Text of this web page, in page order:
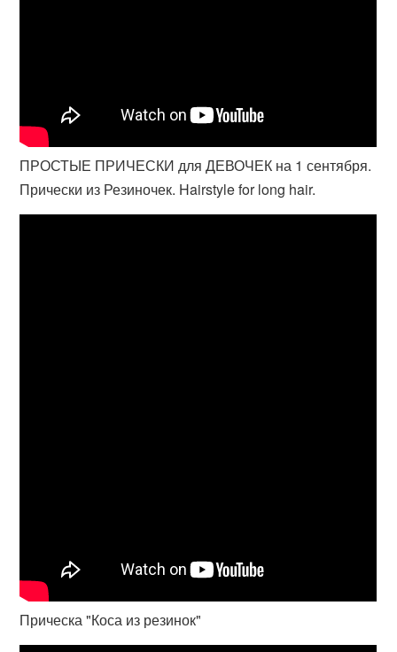
ПРОСТЫЕ ПРИЧЕСКИ для ДЕВОЧЕК на 1 сентября.
Прически из Резиночек. Hairstyle for long hair.
Прическа "Коса из резинок"